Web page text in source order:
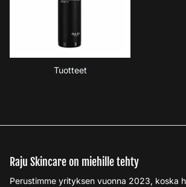
Tuotteet
Raju Skincare on miehille tehty
Perustimme yrityksen vuonna 2023, koska